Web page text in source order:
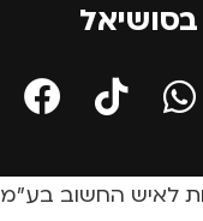
לאיש החשוב בע״מ